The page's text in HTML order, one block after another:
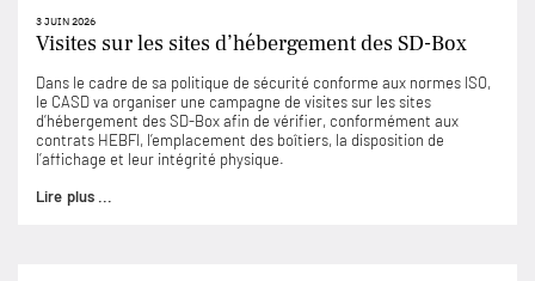
3 JUIN 2026
Visites sur les sites d’hébergement des SD-Box
Dans le cadre de sa politique de sécurité conforme aux normes ISO,
le CASD va organiser une campagne de visites sur les sites
d’hébergement des SD-Box afin de vérifier, conformément aux
contrats HEBFI, l’emplacement des boîtiers, la disposition de
l’affichage et leur intégrité physique.
Lire plus ...